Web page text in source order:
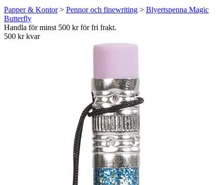
Papper & Kontor> Pennor och finewriting > Blyertspenna Magic
Butterfly
Handla för minst 500 kr för fri frakt.
500 kr kvar